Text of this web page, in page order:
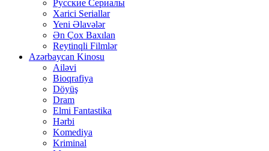
Русские Сериалы
Xarici Seriallar
Yeni Əlavələr
Ən Çox Baxılan
Reytinqli Filmlər
Azərbaycan Kinosu
Ailəvi
Bioqrafiya
Döyüş
Dram
Elmi Fantastika
Hərbi
Komediya
Kriminal